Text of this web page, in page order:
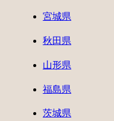
宮城県
秋田県
山形県
福島県
茨城県